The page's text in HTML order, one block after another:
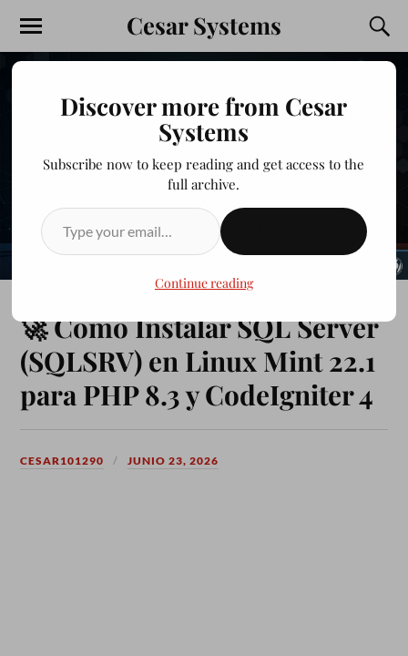
Cesar Systems
🚀 Cómo Instalar SQL Server
(SQLSRV) en Linux Mint 22.1
para PHP 8.3 y CodeIgniter 4
CESAR101290 JUNIO 23, 2026
Discover more from Cesar
Systems
Subscribe now to keep reading and get access to the
full archive.
Continue reading